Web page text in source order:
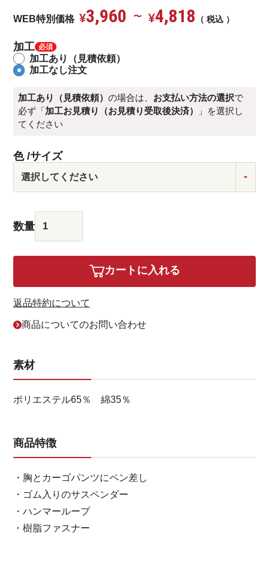
WEB特別価格 ¥3,960 〜 ¥4,818 税込
加工
加工あり（見積依頼）
加工なし注文
加工あり（見積依頼） の場合は、 お支払い方法の選択で
必ず「加工お見積り（お見積り受取後決済）
」を選択し
てください
色 サイズ
カートに入れる
返品特約について
商品についてのお問い合わせ
素材
ポリエステル65％ 綿35％
商品特徴
・胸とカーゴパンツにペン差し
・ゴム入りのサスペンダー
・ハンマーループ
・樹脂ファスナー